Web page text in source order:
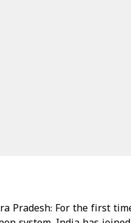
Pradesh: For the first